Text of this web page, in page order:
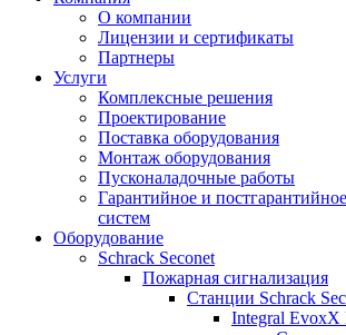
О компании
Лицензии и сертификаты
Партнеры
Услуги
Комплексные решения
Проектирование
Поставка оборудования
Монтаж оборудования
Пусконаладочные работы
Гарантийное и
систем
Оборудование
Schrack Seconet
Пожарная сигнализация
Станции Schrack
Integral EvoxX